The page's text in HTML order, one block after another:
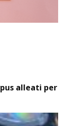
alleati per